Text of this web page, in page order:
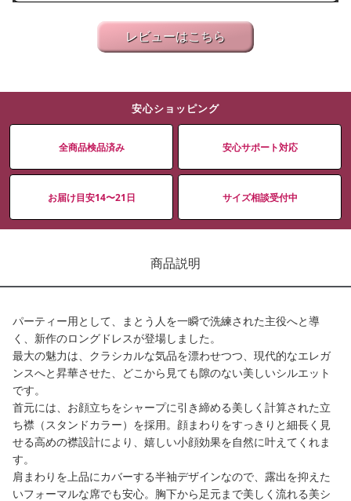
レビューはこちら
安心ショッピング
全商品検品済み 安心サポート対応
お届け目安14〜21日 サイズ相談受付中
商品説明
パーティー用として、まとう人を一瞬で洗練された主役へと導
く、新作のロングドレスが登場しました。
最大の魅力は、クラシカルな気品を漂わせつつ、現代的なエレガ
ンスへと昇華させた、どこから見ても隙のない美しいシルエット
です。
首元には、お顔立ちをシャープに引き締める美しく計算された立
ち襟（スタンドカラー）を採用。顔まわりをすっきりと細長く見
せる高めの襟設計により、嬉しい小顔効果を自然に叶えてくれま
す。
肩まわりを上品にカバーする半袖デザインなので、露出を抑えた
いフォーマルな席でも安心。胸下から足元まで美しく流れる美シ